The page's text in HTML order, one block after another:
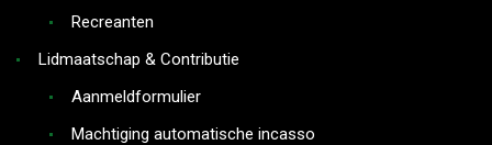
Recreanten
Lidmaatschap & Contributie
Aanmeldformulier
Machtiging automatische incasso